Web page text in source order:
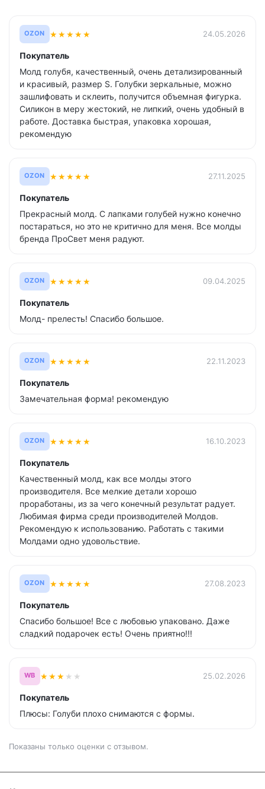
OZON ★★★★★ 24.05.2026
Покупатель
Молд голубя, качественный, очень детализированный
и красивый, размер S. Голубки зеркальные, можно
зашлифовать и склеить, получится объемная фигурка.
Силикон в меру жестокий, не липкий, очень удобный в
работе. Доставка быстрая, упаковка хорошая,
рекомендую
OZON ★★★★★ 27.11.2025
Покупатель
Прекрасный молд. С лапками голубей нужно конечно
постараться, но это не критично для меня. Все молды
бренда ПроСвет меня радуют.
OZON ★★★★★ 09.04.2025
Покупатель
Молд- прелесть! Спасибо большое.
OZON ★★★★★ 22.11.2023
Покупатель
Замечательная форма! рекомендую
OZON ★★★★★ 16.10.2023
Покупатель
Качественный молд, как все молды этого
производителя. Все мелкие детали хорошо
проработаны, из за чего конечный результат радует.
Любимая фирма среди производителей Молдов.
Рекомендую к использованию. Работать с такими
Молдами одно удовольствие.
OZON ★★★★★ 27.08.2023
Покупатель
Спасибо большое! Все с любовью упаковано. Даже
сладкий подарочек есть! Очень приятно!!!
WB ★★★ ★ ★ 25.02.2026
Покупатель
Плюсы: Голуби плохо снимаются с формы.
Показаны только оценки с отзывом.